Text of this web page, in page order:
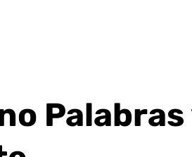
Palabras